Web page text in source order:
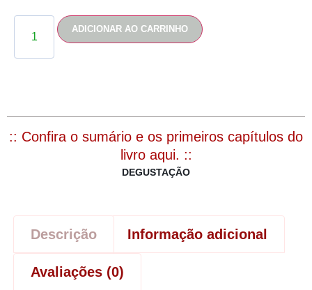
ADICIONAR AO CARRINHO
:: Confira o sumário e os primeiros capítulos do
livro aqui. ::
DEGUSTAÇÃO
Descrição Informação adicional
Avaliações (0)